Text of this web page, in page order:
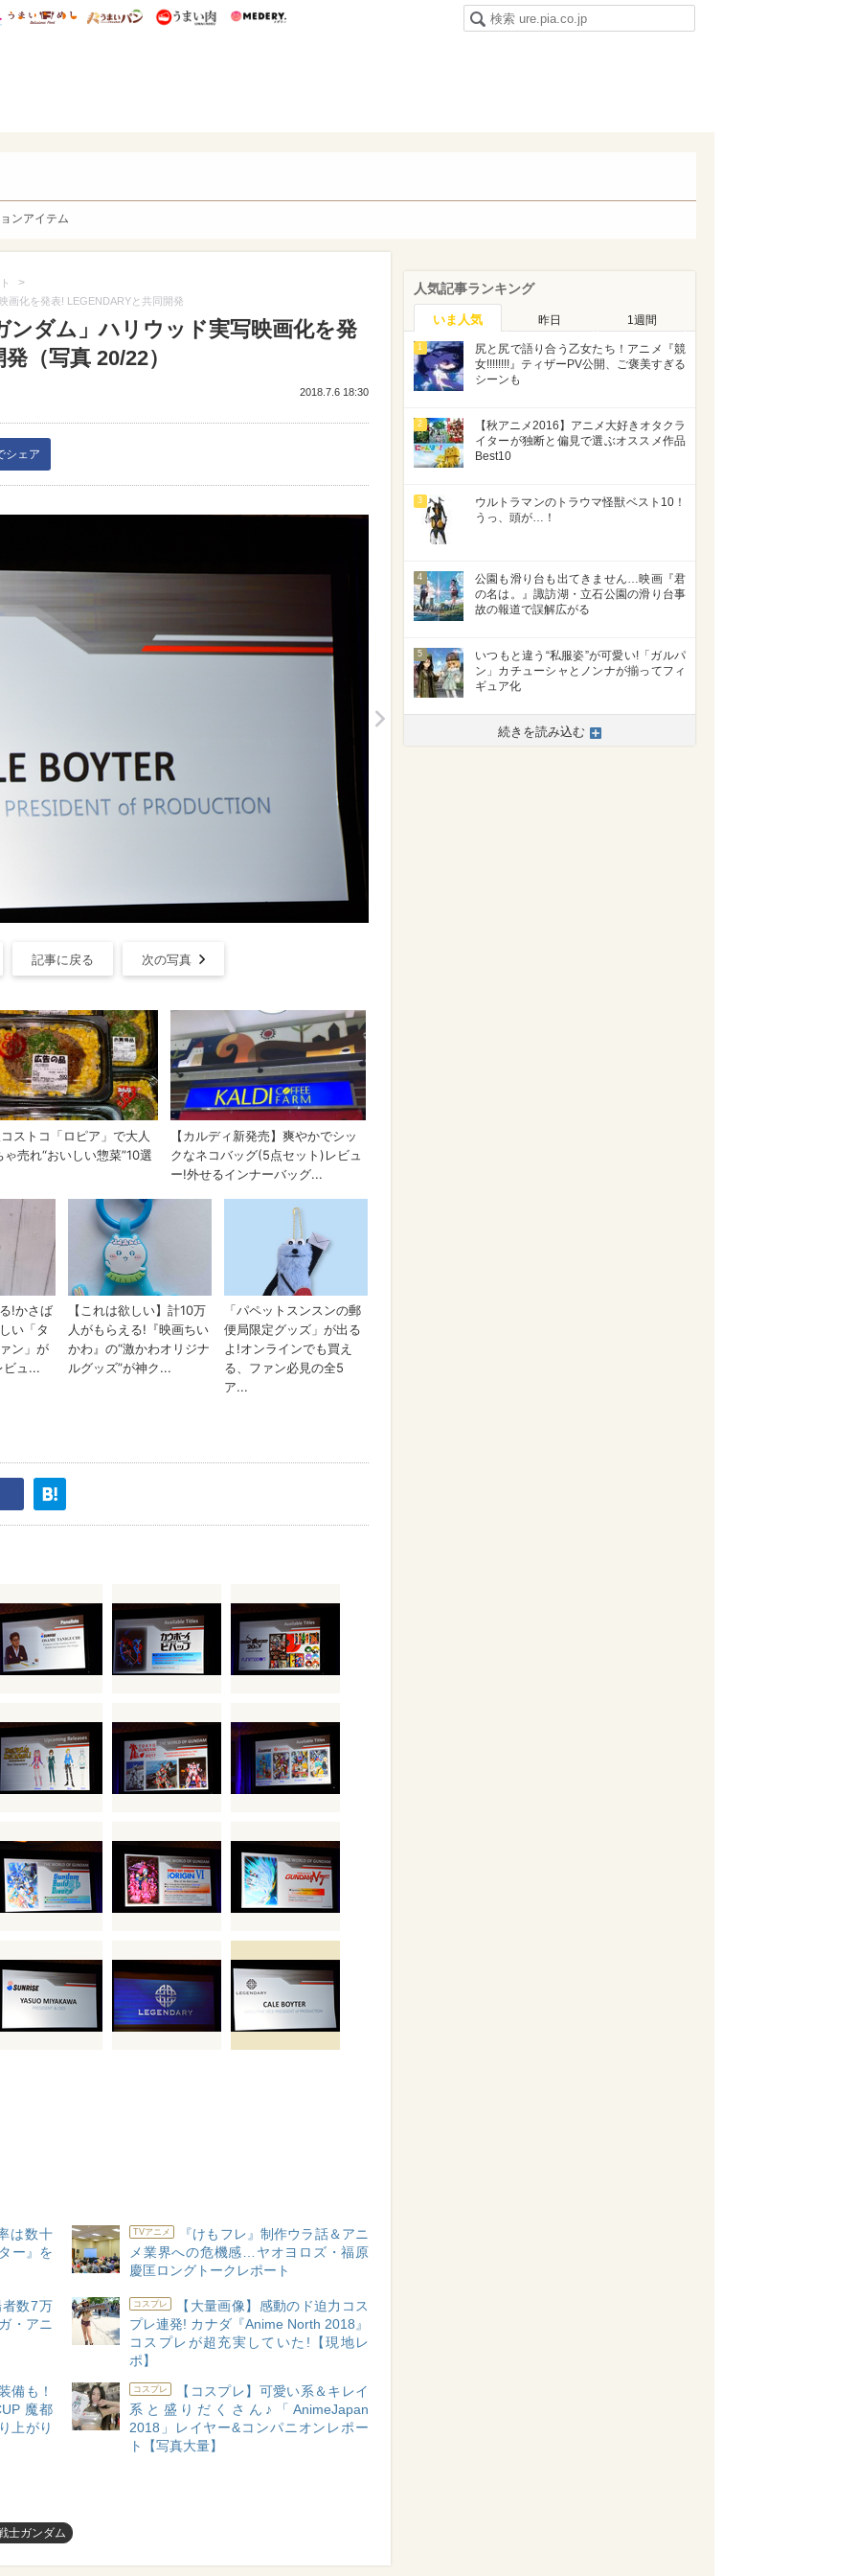
研 ディズニー特集
mimot. うまいめし うまいパン うまい肉
ンアイテム
>
画化を発表! LEGENDARYと共同開発
ンダム」ハリウッド実写映画化を発
（写真 20/22）
2018.7.6 18:30
シェア
>
記事に戻る 次の写真
は数十
ー』を
TVアニメ
『けもフレ』制作ウラ話＆アニ
メ業界への危機感…ヤオヨロズ・福原
慶匡ロングトークレポート
数7万
・アニ
コスプレ
【大量画像】感動のド迫力コス
プレ連発! カナダ『Anime North 2018』
コスプレが超充実していた!【現地レ
ポ】
備も！
魔都
上がり
コスプレ
【コスプレ】可愛い系＆キレイ
系と盛りだくさん♪「AnimeJapan
2018」レイヤー&コンパニオンレポー
ト【写真大量】
士ガンダム
人気記事ランキング
いま人気 昨日 1週間
1
尻と尻で語り合う乙女たち！アニメ『競
女!!!!!!!!』ティザーPV公開、ご褒美すぎる
シーンも
2
【秋アニメ2016】アニメ大好きオタクラ
イターが独断と偏見で選ぶオススメ作品
Best10
3
ウルトラマンのトラウマ怪獣ベスト10！
うっ、頭が…！
4
公園も滑り台も出てきません…映画『君
の名は。』諏訪湖・立石公園の滑り台事
故の報道で誤解広がる
5
いつもと違う“私服姿”が可愛い!「ガルパ
ン」カチューシャとノンナが揃ってフィ
ギュア化
続きを読み込む